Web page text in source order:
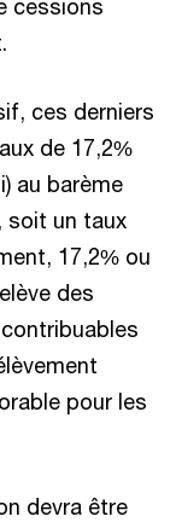
cessions
ces derniers
de 17,2%
au barème
soit un taux
17,2% ou
des
pour les
devra être